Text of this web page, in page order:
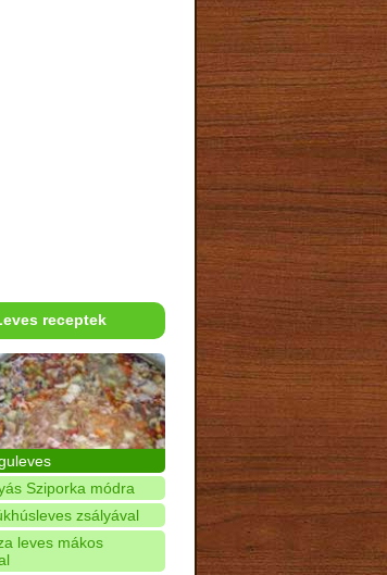
receptek
Sziporka módra
zsályával
leves mákos